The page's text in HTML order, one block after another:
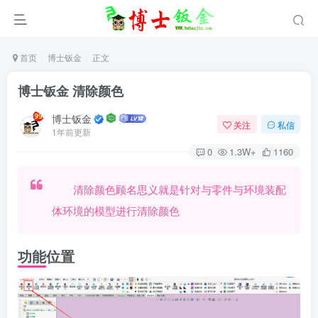
首页 博士钣金 正文
博士钣金 清除颜色
博士钣金
1年前更新
关注 私信
0 1.3W+ 1160
清除颜色顾名思义就是针对与零件与环境装配
体环境的模型进行清除颜色
功能位置